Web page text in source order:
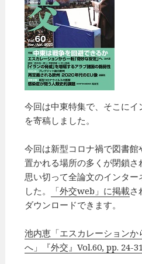
今回は中東特集で、そこに
を寄稿しました。
今回は新型コロナ禍で図書
置かれる場所の多くが閉鎖
思い切って全論文のインター
した。
「外交web」に掲載さ
ダウンロードできます。
池内恵「エスカレーション
へ」『外交』Vol.60, pp. 24-